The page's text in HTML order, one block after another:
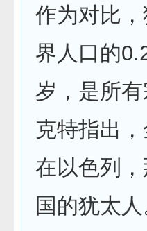
作为对比
界人口的
岁，是所
克特指出
在以色列
国的犹太